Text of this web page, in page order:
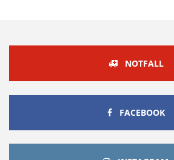
NOTFALL
FACEBOOK